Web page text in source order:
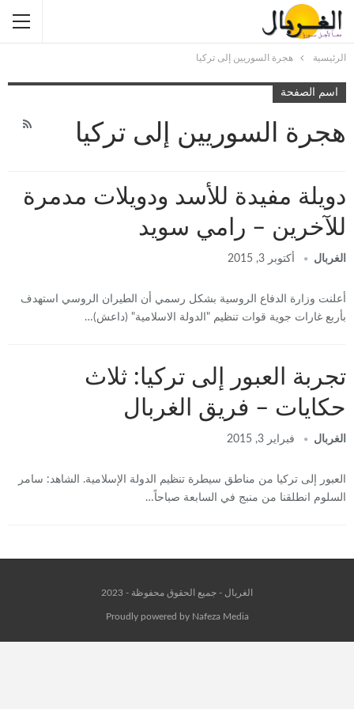
الرئيسية هجرة السوريين إلى تركيا
اسم الصفحة
هجرة السوريين إلى تركيا
دويلة مفيدة للأسد ودويلات مدمرة
للآخرين – رامي سويد
الغربال أكتوبر 3, 2015
أعلنت وزارة الدفاع الروسية بشكل رسمي أن الطيران الروسي استهدف
بأربع غارات جوية قوات تنظيم "الدولة الاسلامية" (داعش)…
تجربة العبور إلى تركيا: ثلاث
حكايات – فريق الغربال
الغربال فبراير 3, 2015
العبور إلى تركيا من مناطق سيطرة تنظيم الدولة الإسلامية. الشاهد: سامر
السلوم انطلقنا من منبج في السابعة صباحاً…
الغربال - جميع الحقوق محفوظة - 2023
Proudly powered by Nafeza Media